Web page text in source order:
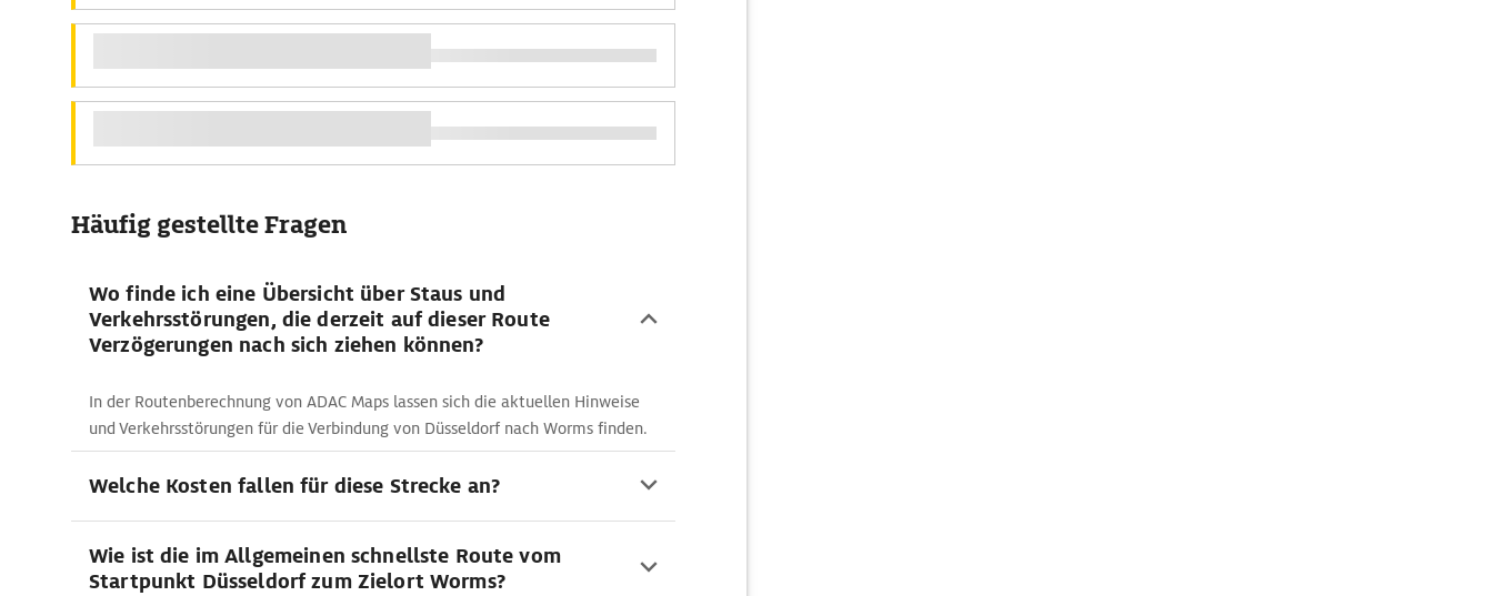
Häufig gestellte Fragen
Wo finde ich eine Übersicht über Staus und
Verkehrsstörungen, die derzeit auf dieser Route
Verzögerungen nach sich ziehen können?
In der Routenberechnung von ADAC Maps lassen sich die aktuellen Hinweise
und Verkehrsstörungen für die Verbindung von Düsseldorf nach Worms finden.
Welche Kosten fallen für diese Strecke an?
Wie ist die im Allgemeinen schnellste Route vom
Startpunkt Düsseldorf zum Zielort Worms?